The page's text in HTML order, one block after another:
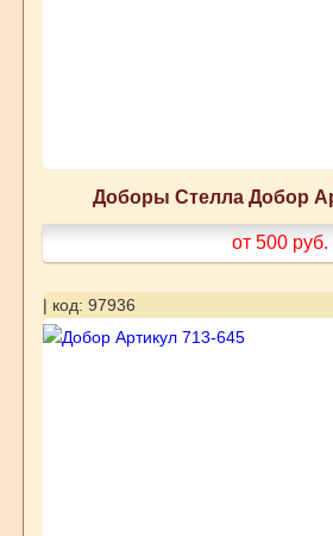
Доборы Стелла Добор
от 500 руб.
| код: 97936